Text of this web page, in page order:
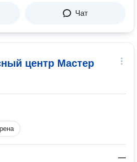
Чат
центр Мастер
—